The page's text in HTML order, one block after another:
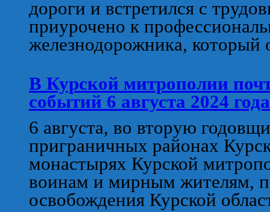
дороги и встретился с
приурочено к
железнодорожника, который
В Курской митрополии
событий 6 августа 2024 года
6 августа, во вторую
приграничных районах
монастырях Курской
воинам и мирным жителям,
освобождения Курской